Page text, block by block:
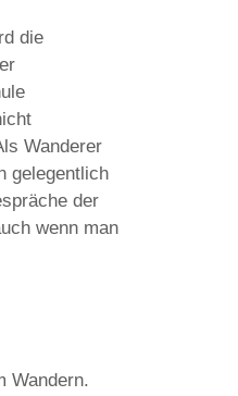
die
Wanderer
gelegentlich
der
wenn man
Wandern.